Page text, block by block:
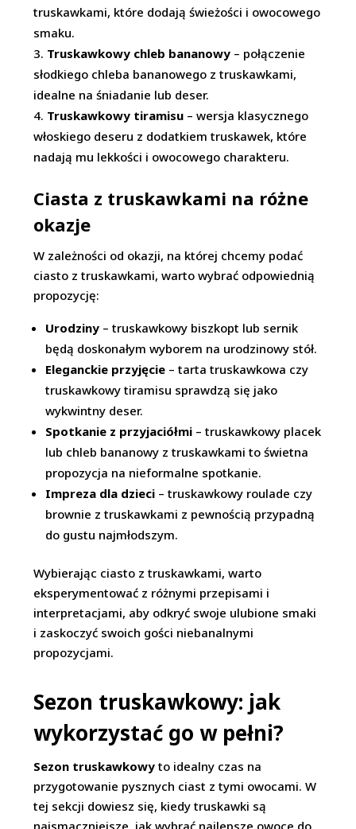
truskawkami, które dodają świeżości i owocowego
smaku.
Truskawkowy chleb bananowy – połączenie
słodkiego chleba bananowego z truskawkami,
idealne na śniadanie lub deser.
Truskawkowy tiramisu – wersja klasycznego
włoskiego deseru z dodatkiem truskawek, które
nadają mu lekkości i owocowego charakteru.
Ciasta z truskawkami na różne
okazje
W zależności od okazji, na której chcemy podać
ciasto z truskawkami, warto wybrać odpowiednią
propozycję:
Urodziny – truskawkowy biszkopt lub sernik
będą doskonałym wyborem na urodzinowy stół.
Eleganckie przyjęcie – tarta truskawkowa czy
truskawkowy tiramisu sprawdzą się jako
wykwintny deser.
Spotkanie z przyjaciółmi – truskawkowy placek
lub chleb bananowy z truskawkami to świetna
propozycja na nieformalne spotkanie.
Impreza dla dzieci – truskawkowy roulade czy
brownie z truskawkami z pewnością przypadną
do gustu najmłodszym.
Wybierając ciasto z truskawkami, warto
eksperymentować z różnymi przepisami i
interpretacjami, aby odkryć swoje ulubione smaki
i zaskoczyć swoich gości niebanalnymi
propozycjami.
Sezon truskawkowy: jak
wykorzystać go w pełni?
Sezon truskawkowy to idealny czas na
przygotowanie pysznych ciast z tymi owocami. W
tej sekcji dowiesz się, kiedy truskawki są
najsmaczniejsze, jak wybrać najlepsze owoce do